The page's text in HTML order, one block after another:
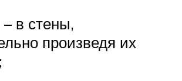
в стены,
произведя их